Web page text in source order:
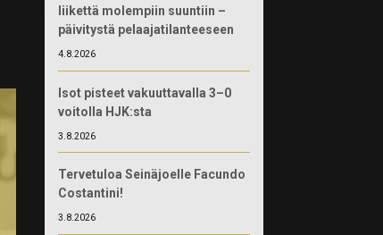
liikettä molempiin suuntiin –
päivitystä pelaajatilanteeseen
4.8.2026
Isot pisteet vakuuttavalla 3–0
voitolla HJK:sta
3.8.2026
Tervetuloa Seinäjoelle Facundo
Costantini!
3.8.2026